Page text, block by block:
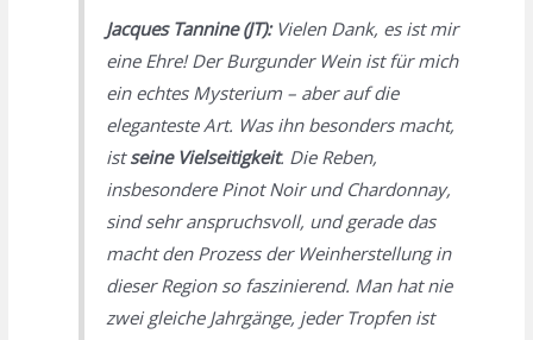
Jacques Tannine (JT):Vielen Dank, es ist mir
eine Ehre! Der Burgunder Wein ist für mich
ein echtes Mysterium – aber auf die
eleganteste Art. Was ihn besonders macht,
istseine Vielseitigkeit. Die Reben,
insbesondere Pinot Noir und Chardonnay,
sind sehr anspruchsvoll, und gerade das
macht den Prozess der Weinherstellung in
dieser Region so faszinierend. Man hat nie
zwei gleiche Jahrgänge, jeder Tropfen ist